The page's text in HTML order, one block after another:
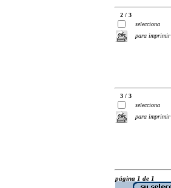
2 / 3
selecciona
para imprimir
3 / 3
selecciona
para imprimir
página 1 de 1